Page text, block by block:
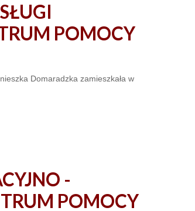
POMOCY
Domaradzka zamieszkała w
-
POMOCY